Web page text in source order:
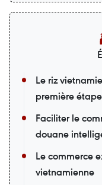
Le riz
première étape
Faciliter le
douane
Le commerce
vietnamienne